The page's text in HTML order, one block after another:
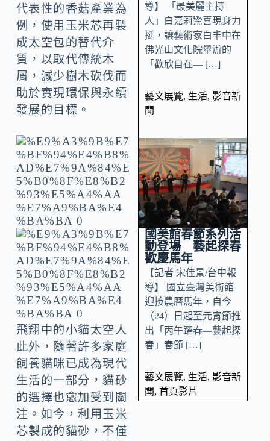
代表性的香菇產業為
例，使用玉米芯再製
成太空包的替代介
質，以取代傳統木
屑，減少樹木砍伐而
助於實現環保與永續
發展的目標。
飛翔中的小貓太空人
此外，隨著許多家庭
飼養貓咪已成為現代
生活的一部分，貓砂
的選擇也愈加受到關
注。如今，利用玉米
芯製成的貓砂，不僅
導】 「最美麗主持
人」白嘉莉驚喜現身力
挺，讓藝術家白丰中在
佛光山文化院舉辦的
「歡欣自在— […]
藝文展覽, 生活, 影音新
聞
國美館春節系列活
動登場 藝起探春
歡慶馬年
【記者 宋佳景/台中報
導】 國立臺灣美術館
迎接農曆馬年，自今
（24）日起至元宵節推
出「丙午躍春—藝起探
春」春節 […]
藝文展覽, 生活, 影音新
聞, 首頁影片